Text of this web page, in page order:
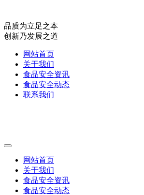
品质为立足之本
创新乃发展之道
网站首页
关于我们
食品安全资讯
食品安全动态
联系我们
网站首页
关于我们
食品安全资讯
食品安全动态